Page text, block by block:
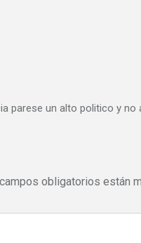
parese un alto politico y no
obligatorios están